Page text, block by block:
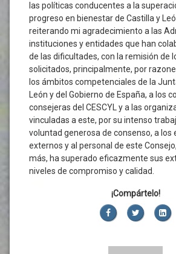
las políticas conducentes a la
progreso en bienestar de Castilla y
reiterando mi agradecimiento a las
instituciones y entidades que han
de las dificultades, con la remisión de
solicitados, principalmente, por
los ámbitos competenciales de la
León y del Gobierno de España, a los
consejeras del CESCYL y a las
vinculadas a este, por su intenso
voluntad generosa de consenso, a los
externos y al personal de este
más, ha superado eficazmente sus
niveles de compromiso y calidad.
¡Compártelo!
FacebookTwitter